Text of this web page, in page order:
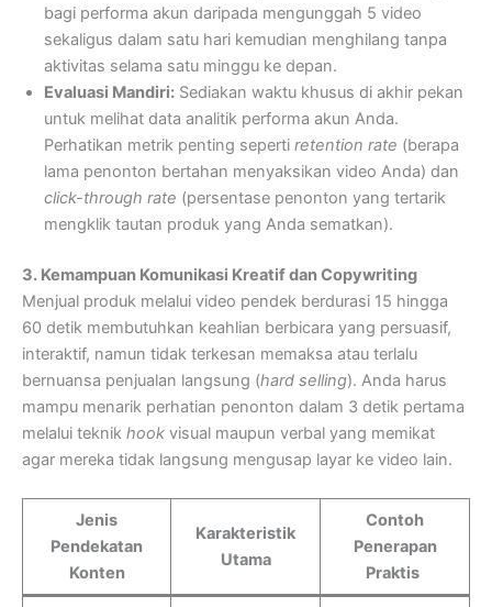
bagi performa akun daripada mengunggah 5 video
sekaligus dalam satu hari kemudian menghilang tanpa
aktivitas selama satu minggu ke depan.
Evaluasi Mandiri: Sediakan waktu khusus di akhir pekan
untuk melihat data analitik performa akun Anda.
Perhatikan metrik penting seperti retention rate (berapa
lama penonton bertahan menyaksikan video Anda) dan
click-through rate (persentase penonton yang tertarik
mengklik tautan produk yang Anda sematkan).
3. Kemampuan Komunikasi Kreatif dan Copywriting
Menjual produk melalui video pendek berdurasi 15 hingga
60 detik membutuhkan keahlian berbicara yang persuasif,
interaktif, namun tidak terkesan memaksa atau terlalu
bernuansa penjualan langsung (hard selling). Anda harus
mampu menarik perhatian penonton dalam 3 detik pertama
melalui teknik hook visual maupun verbal yang memikat
agar mereka tidak langsung mengusap layar ke video lain.
Jenis
Pendekatan
Konten
Karakteristik
Utama
Contoh
Penerapan
Praktis